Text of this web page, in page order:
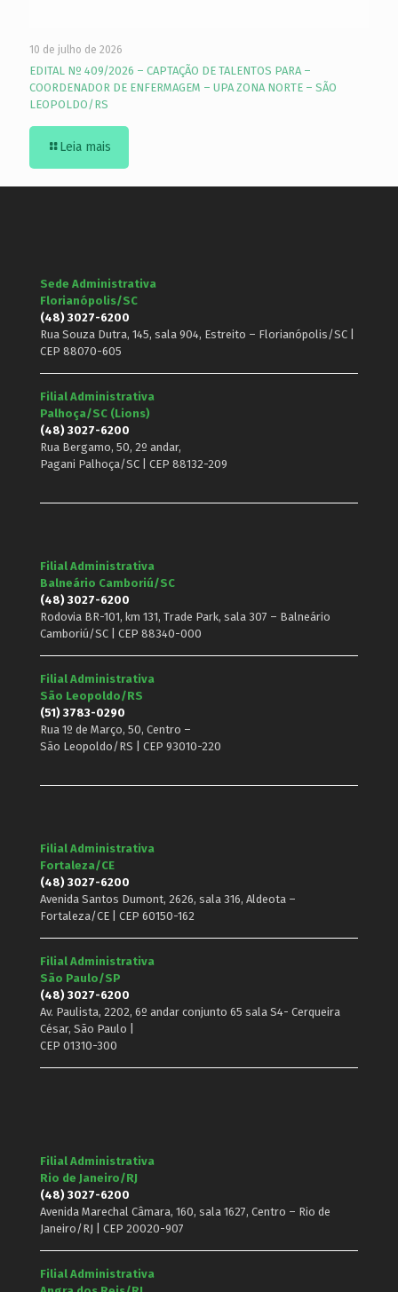
10 de julho de 2026
EDITAL Nº 409/2026 – CAPTAÇÃO DE TALENTOS PARA –
COORDENADOR DE ENFERMAGEM – UPA ZONA NORTE – SÃO
LEOPOLDO/RS
Leia mais
Sede Administrativa
Florianópolis/SC
(48) 3027-6200
Rua Souza Dutra, 145, sala 904, Estreito – Florianópolis/SC |
CEP 88070-605
Filial Administrativa
Palhoça/SC (Lions)
(48) 3027-6200
Rua Bergamo, 50, 2º andar,
Pagani Palhoça/SC | CEP 88132-209
Filial Administrativa
Balneário Camboriú/SC
(48) 3027-6200
Rodovia BR-101, km 131, Trade Park, sala 307 – Balneário
Camboriú/SC | CEP 88340-000
Filial Administrativa
São Leopoldo/RS
(51) 3783-0290
Rua 1º de Março, 50, Centro –
São Leopoldo/RS | CEP 93010-220
Filial Administrativa
Fortaleza/CE
(48) 3027-6200
Avenida Santos Dumont, 2626, sala 316, Aldeota –
Fortaleza/CE | CEP 60150-162
Filial Administrativa
São Paulo/SP
(48) 3027-6200
Av. Paulista, 2202, 6º andar conjunto 65 sala S4- Cerqueira
César, São Paulo |
CEP 01310-300
Filial Administrativa
Rio de Janeiro/RJ
(48) 3027-6200
Avenida Marechal Câmara, 160, sala 1627, Centro – Rio de
Janeiro/RJ | CEP 20020-907
Filial Administrativa